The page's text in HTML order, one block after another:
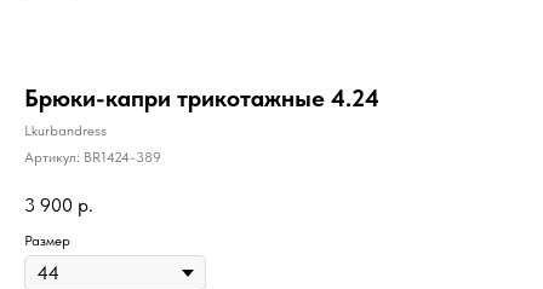
Брюки-капри трикотажные 4.24
Lkurbandress
Артикул: BR1424-389
3 900 р.
Размер